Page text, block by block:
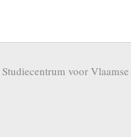
Studiecentrum voor